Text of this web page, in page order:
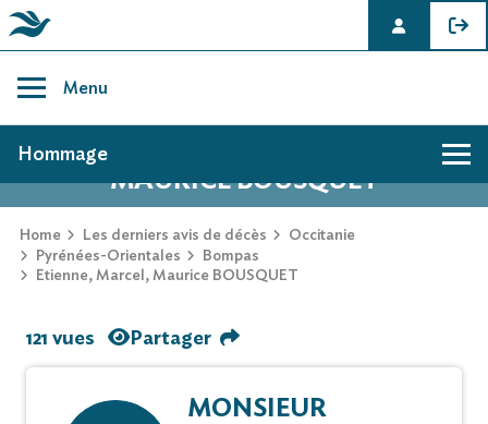
content
Menu
AVIS DE DÉCÈS DE ETIENNE, MARCEL,
MAURICE BOUSQUET
Home Les derniers avis de décès
Occitanie
Pyrénées-Orientales
Bompas
Etienne, Marcel, Maurice BOUSQUET
Hommage
121 vues Partager
MONSIEUR